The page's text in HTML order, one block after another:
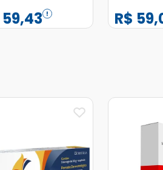
30g
59,43
Plástica
Uso
R$ 59,